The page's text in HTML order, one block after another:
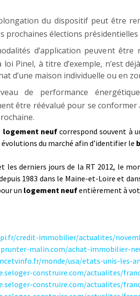
du dispositif peut être
prochaines élections présidentielles
d’application peuvent être
loi Pinel, à titre d’exemple, n’est
d’une maison individuelle ou en
de performance
être réévalué pour se conformer
logement neufcorrespond souvent à
du marché afin d’identifier le
les derniers jours de la RT 2012, le
1983 dans le Maine-et-Loire et
un logement neufentièrement à
credit-immobilier/actualites/
malin.com/achat-immobilier-
monde/usa/etats-unis-les-
construire.com/actualites/
construire.com/actualites/